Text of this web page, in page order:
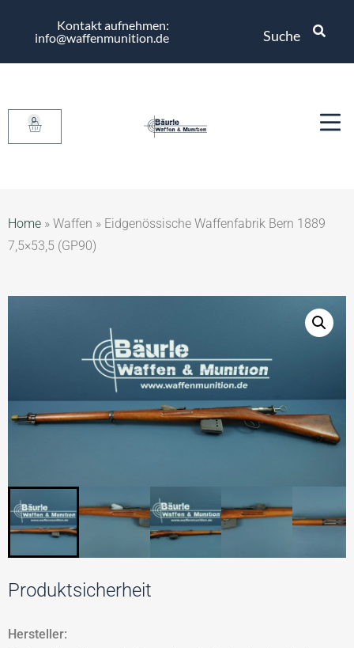
Kontakt aufnehmen:
info@waffenmunition.de
Suche
0
Home » Waffen » Eidgenössische Waffenfabrik Bern 1889
7,5×53,5 (GP90)
Produktsicherheit
Hersteller: